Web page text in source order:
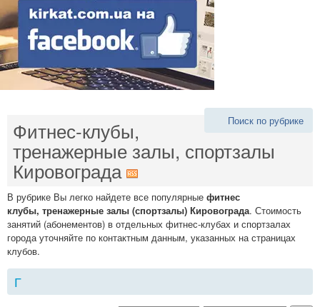
Поиск по рубрике
Фитнес-клубы,
тренажерные залы, спортзалы
Кировограда
В рубрике Вы легко найдете все популярные фитнес
клубы, тренажерные залы (спортзалы) Кировограда. Стоимость
занятий (абонементов) в отдельных фитнес-клубах и спортзалах
города уточняйте по контактным данным, указанных на страницах
клубов.
Г